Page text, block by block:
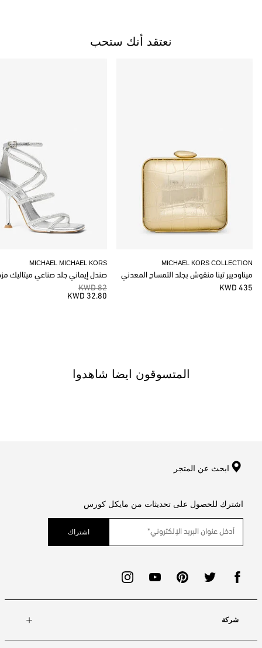
نعتقد أنك ستحب
MICHAEL MICHAEL KORS
صندل إيماني جلد صناعي ميتاليك
82 KWD
32.80 KWD
MICHAEL KORS COLLECTION
ميناوديير تينا منقوش بجلد التمساح المعدني
435 KWD
المتسوقون ايضا شاهدوا
ابحث عن المتجر
اشترك للحصول على تحديثات من مايكل كورس
اشتراك
شركة